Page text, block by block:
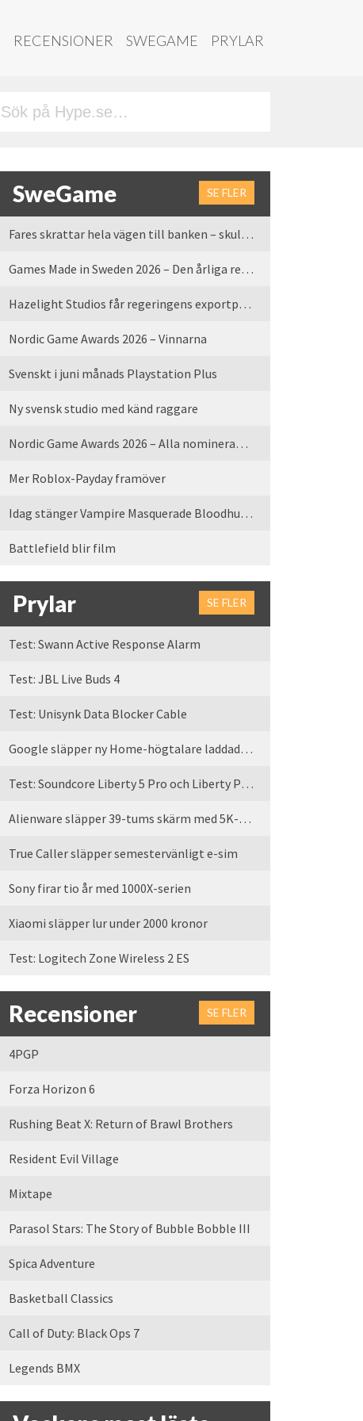
RECENSIONER SWEGAME PRYLAR
SweGame SE FLER
Fares skrattar hela vägen till banken – skulle vi tro
Games Made in Sweden 2026 – Den årliga rean är tillbaka
Hazelight Studios får regeringens exportpris 2025
Nordic Game Awards 2026 – Vinnarna
Svenskt i juni månads Playstation Plus
Ny svensk studio med känd raggare
Nordic Game Awards 2026 – Alla nominerade spel
Mer Roblox-Payday framöver
Idag stänger Vampire Masquerade Bloodhunt servrarna
Battlefield blir film
Prylar SE FLER
Test: Swann Active Response Alarm
Test: JBL Live Buds 4
Test: Unisynk Data Blocker Cable
Google släpper ny Home-högtalare laddad med Gemini
Test: Soundcore Liberty 5 Pro och Liberty Pro Max
Alienware släpper 39-tums skärm med 5K-upplösning
True Caller släpper semestervänligt e-sim
Sony firar tio år med 1000X-serien
Xiaomi släpper lur under 2000 kronor
Test: Logitech Zone Wireless 2 ES
Recensioner SE FLER
4PGP
Forza Horizon 6
Rushing Beat X: Return of Brawl Brothers
Resident Evil Village
Mixtape
Parasol Stars: The Story of Bubble Bobble III
Spica Adventure
Basketball Classics
Call of Duty: Black Ops 7
Legends BMX